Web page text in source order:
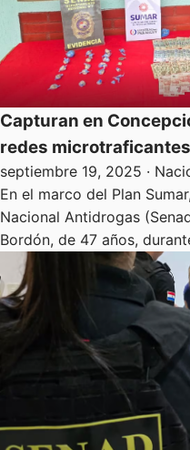
Capturan en
redes microtraficantes
septiembre 19, 2025 ·
En el marco del Plan
Nacional Antidrogas
Bordón, de 47 años,